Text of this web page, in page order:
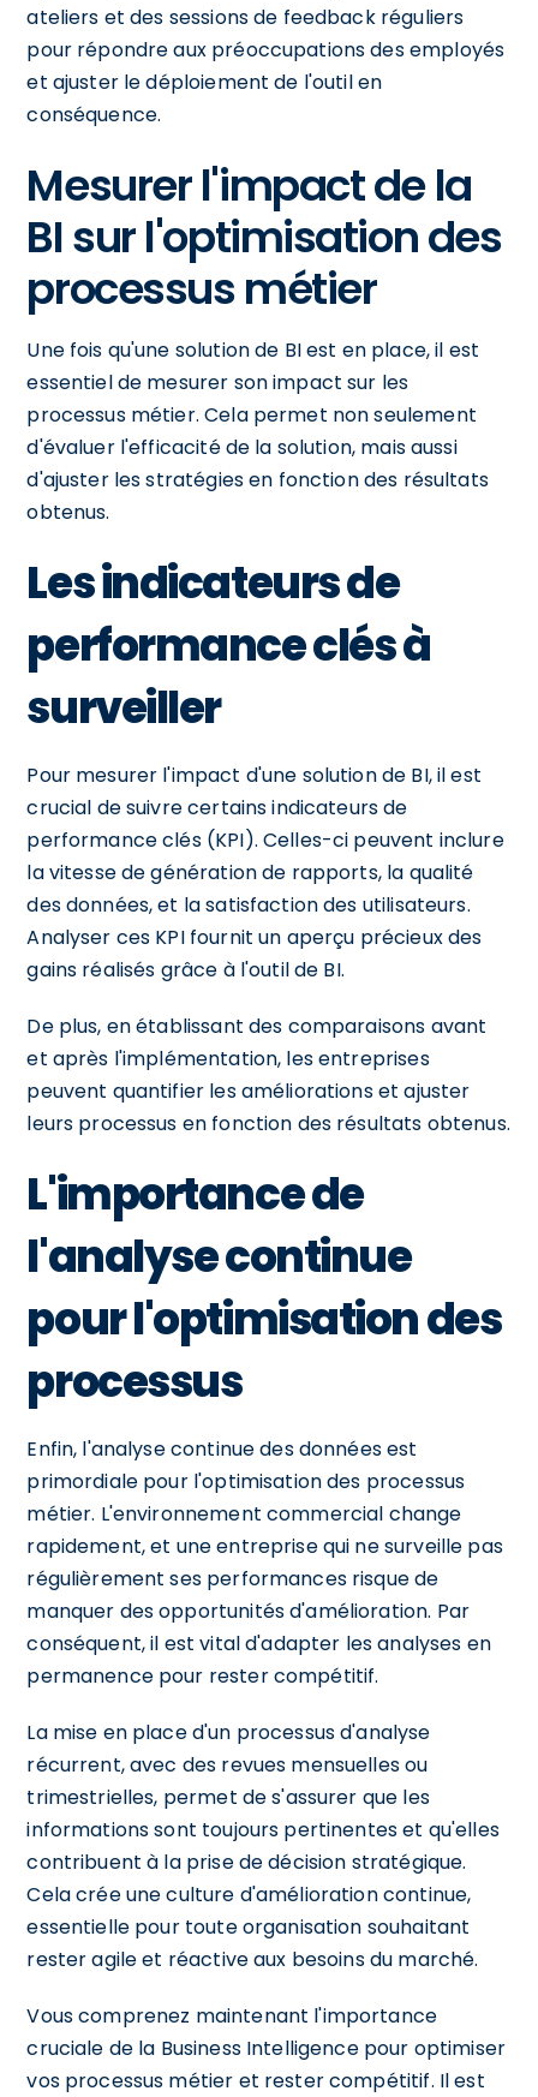
ateliers et des sessions de feedback réguliers
pour répondre aux préoccupations des employés
et ajuster le déploiement de l'outil en
conséquence.
Mesurer l'impact de la
BI sur l'optimisation des
processus métier
Une fois qu'une solution de BI est en place, il est
essentiel de mesurer son impact sur les
processus métier. Cela permet non seulement
d'évaluer l'efficacité de la solution, mais aussi
d'ajuster les stratégies en fonction des résultats
obtenus.
Les indicateurs de
performance clés à
surveiller
Pour mesurer l'impact d'une solution de BI, il est
crucial de suivre certains indicateurs de
performance clés (KPI). Celles-ci peuvent inclure
la vitesse de génération de rapports, la qualité
des données, et la satisfaction des utilisateurs.
Analyser ces KPI fournit un aperçu précieux des
gains réalisés grâce à l'outil de BI.
De plus, en établissant des comparaisons avant
et après l'implémentation, les entreprises
peuvent quantifier les améliorations et ajuster
leurs processus en fonction des résultats obtenus.
L'importance de
l'analyse continue
pour l'optimisation des
processus
Enfin, l'analyse continue des données est
primordiale pour l'optimisation des processus
métier. L'environnement commercial change
rapidement, et une entreprise qui ne surveille pas
régulièrement ses performances risque de
manquer des opportunités d'amélioration. Par
conséquent, il est vital d'adapter les analyses en
permanence pour rester compétitif.
La mise en place d'un processus d'analyse
récurrent, avec des revues mensuelles ou
trimestrielles, permet de s'assurer que les
informations sont toujours pertinentes et qu'elles
contribuent à la prise de décision stratégique.
Cela crée une culture d'amélioration continue,
essentielle pour toute organisation souhaitant
rester agile et réactive aux besoins du marché.
Vous comprenez maintenant l'importance
cruciale de la Business Intelligence pour optimiser
vos processus métier et rester compétitif. Il est